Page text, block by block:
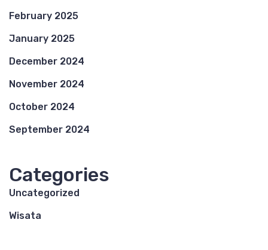
February 2025
January 2025
December 2024
November 2024
October 2024
September 2024
Categories
Uncategorized
Wisata